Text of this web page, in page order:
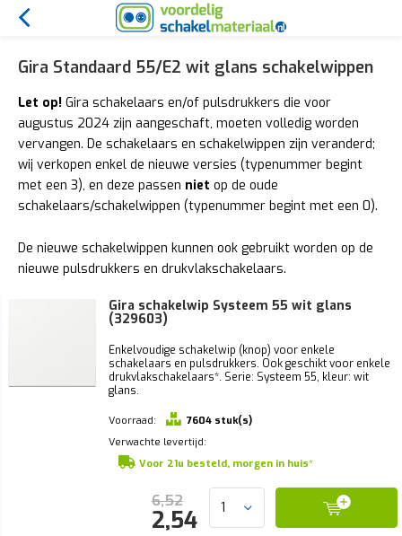
Gira Standaard 55/E2 wit glans schakelwippen
Let op! Gira schakelaars en/of pulsdrukkers die voor
augustus 2024 zijn aangeschaft, moeten volledig worden
vervangen. De schakelaars en schakelwippen zijn veranderd;
wij verkopen enkel de nieuwe versies (typenummer begint
met een 3), en deze passen niet op de oude
schakelaars/schakelwippen (typenummer begint met een 0).
De nieuwe schakelwippen kunnen ook gebruikt worden op de
nieuwe pulsdrukkers en drukvlakschakelaars.
Gira schakelwip Systeem 55 wit glans
(329603)
Enkelvoudige schakelwip (knop) voor enkele
schakelaars en pulsdrukkers. Ook geschikt voor enkele
drukvlakschakelaars*. Serie: Systeem 55, kleur: wit
glans.
Voorraad:
7604 stuk(s)
Verwachte levertijd:
Voor 21u besteld, morgen in huis*
6,52
2,54